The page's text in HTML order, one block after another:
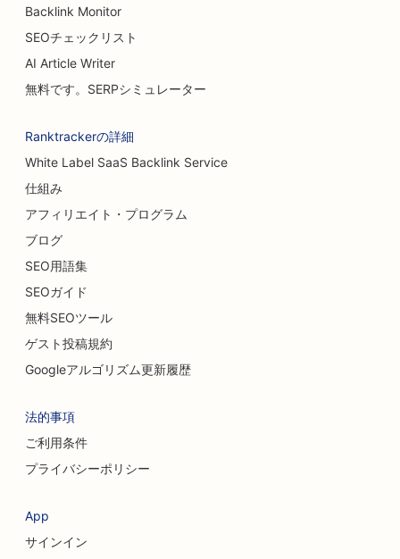
Backlink Monitor
SEOチェックリスト
AI Article Writer
無料です。SERPシミュレーター
Ranktrackerの詳細
White Label SaaS Backlink Service
仕組み
アフィリエイト・プログラム
ブログ
SEO用語集
SEOガイド
無料SEOツール
ゲスト投稿規約
Googleアルゴリズム更新履歴
法的事項
ご利用条件
プライバシーポリシー
App
サインイン